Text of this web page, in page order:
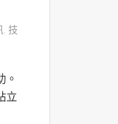
技
。
立